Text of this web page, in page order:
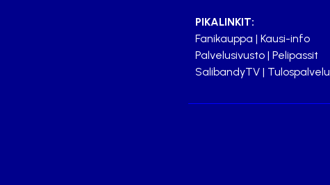
PIKALINKIT:
Fanikauppa | Kausi-info
Palvelusivusto | Pelipassit
SalibandyTV | Tulospalvelu